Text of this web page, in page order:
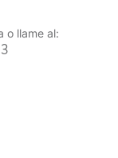
o llame al: